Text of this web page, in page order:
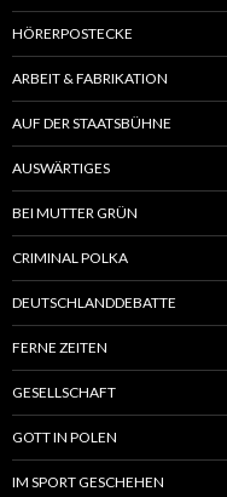
HÖRERPOSTECKE
ARBEIT & FABRIKATION
AUF DER STAATSBÜHNE
AUSWÄRTIGES
BEI MUTTER GRÜN
CRIMINAL POLKA
DEUTSCHLANDDEBATTE
FERNE ZEITEN
GESELLSCHAFT
GOTT IN POLEN
IM SPORT GESCHEHEN